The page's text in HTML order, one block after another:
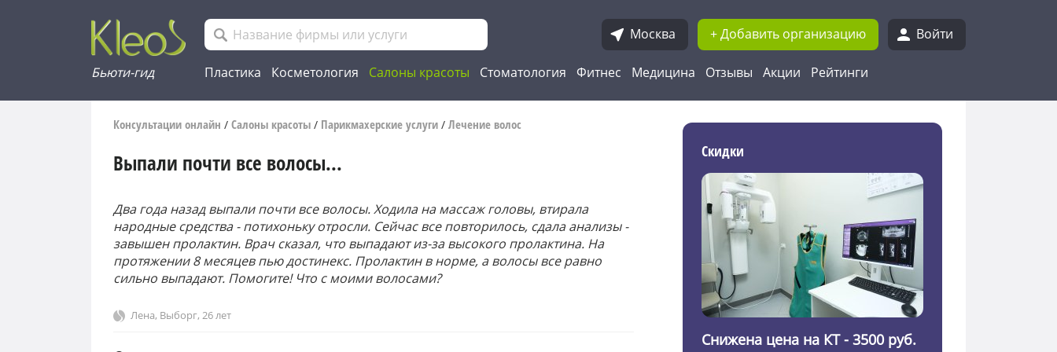
Бьюти-гид
Москва + Добавить организацию Войти
Пластика Косметология Салоны красоты Стоматология Фитнес Медицина Отзывы Акции Рейтинги
Консультации онлайн / Салоны красоты / Парикмахерские услуги / Лечение волос
Выпали почти все волосы...
Два года назад выпали почти все волосы. Ходила на массаж головы, втирала
народные средства - потихоньку отросли. Сейчас все повторилось, сдала анализы -
завышен пролактин. Врач сказал, что выпадают из-за высокого пролактина. На
протяжении 8 месяцев пью достинекс. Пролактин в норме, а волосы все равно
сильно выпадают. Помогите! Что с моими волосами?
Лена, Выборг, 26 лет
Скидки
Снижена цена на КТ - 3500 руб.